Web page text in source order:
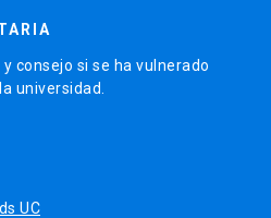
consejo si se ha vulnerado
universidad.
UC